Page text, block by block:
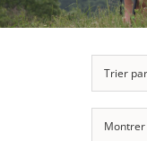
Trier par
Montrer